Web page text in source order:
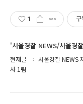
1 구
'서울경찰 NEWS/서울경
현재글
서울경찰 NEWS
사 1팀